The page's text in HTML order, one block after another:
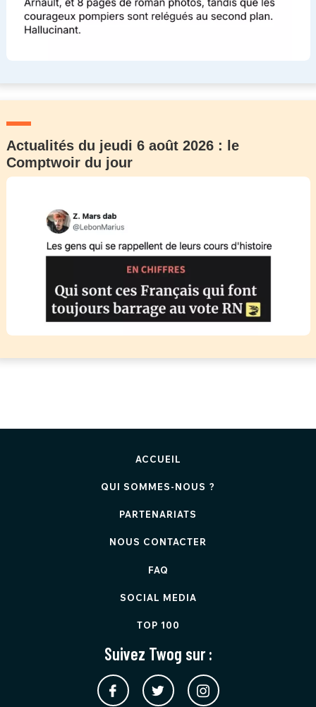
Actualités du jeudi 6 août 2026 : le
Comptwoir du jour
ACCUEIL
QUI SOMMES-NOUS ?
PARTENARIATS
NOUS CONTACTER
FAQ
SOCIAL MEDIA
TOP 100
Suivez Twog sur :